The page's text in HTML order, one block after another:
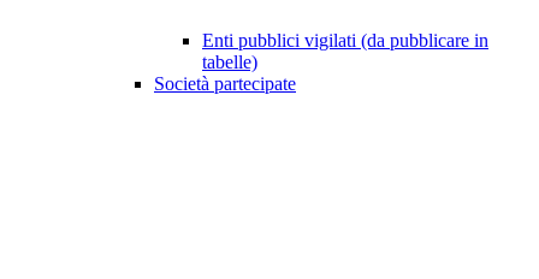
Enti pubblici vigilati (da pubblicare in
tabelle)
Società partecipate